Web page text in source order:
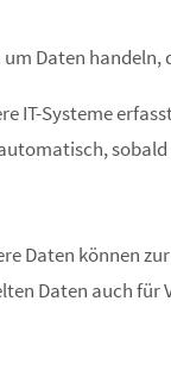
Daten
Systeme
sobald
Daten können
Daten auch